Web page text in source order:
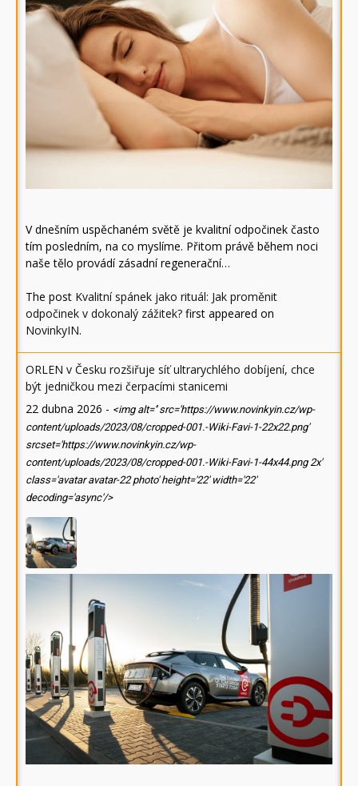
V dnešním uspěchaném světě je kvalitní odpočinek často
tím posledním, na co myslíme. Přitom právě během noci
naše tělo provádí zásadní regenerační…
The post Kvalitní spánek jako rituál: Jak proměnit
odpočinek v dokonalý zážitek? first appeared on
NovinkyIN.
ORLEN v Česku rozšiřuje síť ultrarychlého dobíjení, chce
být jedničkou mezi čerpacími stanicemi
22 dubna 2026 - <img alt='' src='https://www.novinkyin.cz/wp-
content/uploads/2023/08/cropped-001.-Wiki-Favi-1-22x22.png'
srcset='https://www.novinkyin.cz/wp-
content/uploads/2023/08/cropped-001.-Wiki-Favi-1-44x44.png 2x'
class='avatar avatar-22 photo' height='22' width='22'
decoding='async'/>